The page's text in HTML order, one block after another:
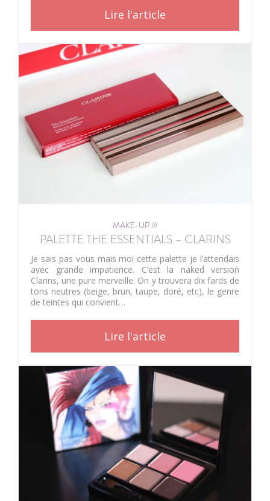
Lire l'article
MAKE-UP ///
PALETTE THE ESSENTIALS – CLARINS
Je sais pas vous mais moi cette palette je l’attendais
avec grande impatience. C’est la naked version
Clarins, une pure merveille. On y trouvera dix fards de
tons neutres (beige, brun, taupe, doré, etc), le genre
de teintes qui convient…
Lire l'article